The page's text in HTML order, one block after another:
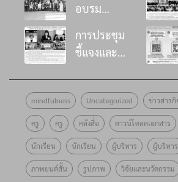
อบรม
ศักยภาพที่
ปรึกษาด้าน
การเสริม
สร้าง
ภูมิคุ้มกัน
ทางจิตใจ
ด้วยศาสตร์
แห่งสติ
การประชุม
ชี้แจงและ
ดำเนินงาน
โครงการ
“อิ่มนี้เพื่อ
น้อง”
ประจำปี
mindfulness Uncategorized ข่าวสาร
ครู ครู คลังสื่อ ดาวน์โหลดเอกสาร
นักเรียน นักเรียน ผู้บริหาร ผู้บริหาร
ภาพยนต์สั้น รูปภาพ วิจัยและนวัตกรรม